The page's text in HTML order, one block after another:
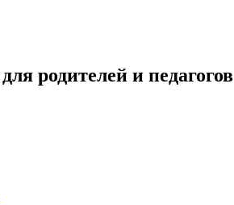
родителей и педагогов